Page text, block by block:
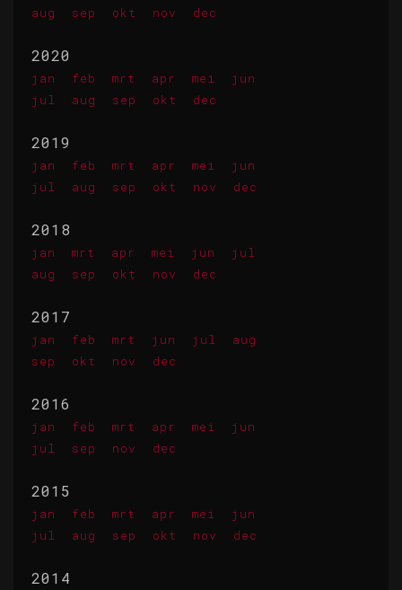
aug
sep okt nov dec
2020
jan feb mrt apr mei
jun
jul
aug sep okt dec
2019
jan feb mrt apr mei
jun
jul
aug sep okt nov dec
2018
jan mrt apr mei jun
jul
aug
sep okt nov dec
2017
jan feb mrt jun jul
aug
sep
okt nov dec
2016
jan feb mrt apr mei
jun
jul
sep nov dec
2015
jan feb mrt apr mei
jun
jul
aug sep okt nov dec
2014